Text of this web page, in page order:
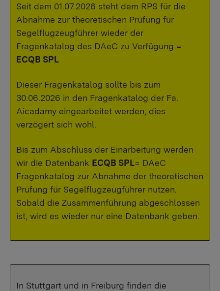
Seit dem 01.07.2026 steht dem RPS für die
Abnahme zur theoretischen Prüfung für
Segelflugzeugführer wieder der
Fragenkatalog des DAeC zu Verfügung =
ECQB SPL
Dieser Fragenkatalog sollte bis zum
30.06.2026 in den Fragenkatalog der Fa.
Aicadamy eingearbeitet werden, dies
verzögert sich wohl.
Bis zum Abschluss der Einarbeitung werden
wir die Datenbank ECQB SPL= DAeC
Fragenkatalog zur Abnahme der theoretischen
Prüfung für Segelflugzeugführer nutzen.
Sobald die Zusammenführung abgeschlossen
ist, wird es wieder nur eine Datenbank geben.
In Stuttgart und in Freiburg finden die